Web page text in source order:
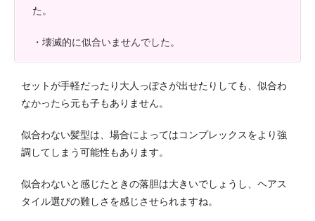
た。
・壊滅的に似合いませんでした。
セットが手軽だったり大人っぽさが出せたりしても、似合わ
なかったら元も子もありません。
似合わない髪型は、場合によってはコンプレックスをより強
調してしまう可能性もあります。
似合わないと感じたときの落胆は大きいでしょうし、ヘアス
タイル選びの難しさを感じさせられますね。